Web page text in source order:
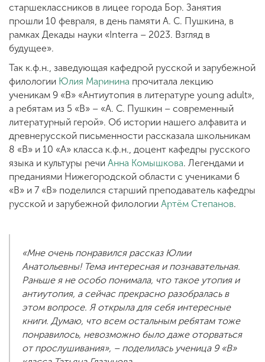
старшеклассников в лицее города Бор. Занятия
прошли 10 февраля, в день памяти А. С. Пушкина, в
рамках Декады науки «Interra – 2023. Взгляд в
будущее».
Так к.ф.н., заведующая кафедрой русской и зарубежной
филологии Юлия Маринина прочитала лекцию
ученикам 9 «В» «Антиутопия в литературе young adult»,
а ребятам из 5 «В» – «А. С. Пушкин – современный
литературный герой». Об истории нашего алфавита и
древнерусской письменности рассказала школьникам
8 «В» и 10 «А» класса к.ф.н., доцент кафедры русского
языка и культуры речи Анна Комышкова. Легендами и
преданиями Нижегородской области с учениками 6
«В» и 7 «В» поделился старший преподаватель кафедры
русской и зарубежной филологии Артём Степанов.
«Мне очень понравился рассказ Юлии
Анатольевны! Тема интересная и познавательная.
Раньше я не особо понимала, что такое утопия и
антиутопия, а сейчас прекрасно разобралась в
этом вопросе. Я открыла для себя интересные
книги. Думаю, что всем остальным ребятам тоже
понравилось, невозможно было даже оторваться
от прослушивания», – поделилась ученица 9 «В»